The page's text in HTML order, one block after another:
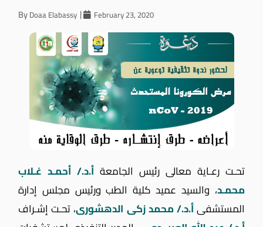
ByDoaa Elabassy February 23, 2020
تحـت رعـاية معالى رئيس الجامعة أ.د./ أحمـد غـلاب
محمـد، والسيد عميد كلية الطب ورئيس مجلس إدارة
المستشفىأ.د./ محمد زكى الدهشورى، تحـت إشـراف